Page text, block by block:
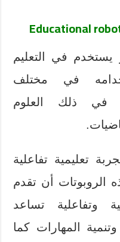
Educational
يستخدم في التعليم
في مختلف
في ذلك العلوم
تعليمية تفاعلية
الروبوتات أن تقدم
وتفاعلية تساعد
المهارات كما